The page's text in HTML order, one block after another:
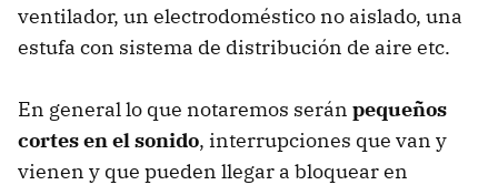
ventilador, un electrodoméstico no aislado, una
estufa con sistema de distribución de aire etc.
En general lo que notaremos serán pequeños
cortes en el sonido, interrupciones que van y
vienen y que pueden llegar a bloquear en